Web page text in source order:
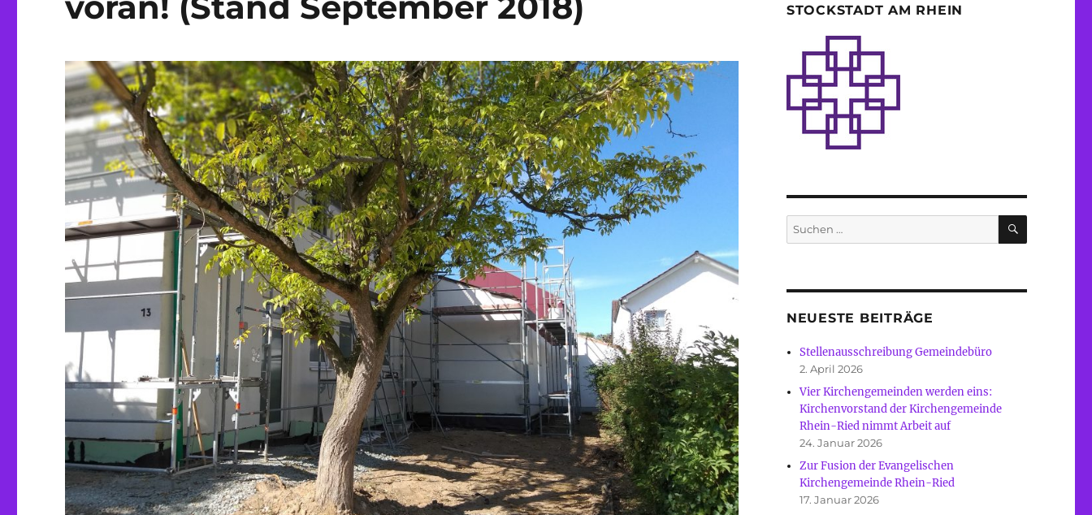
STOCKSTADT AM RHEIN
Suche
nach:
SUCHEN
NEUESTE BEITRÄGE
Stellenausschreibung Gemeindebüro
2. April 2026
Vier Kirchengemeinden werden eins:
Kirchenvorstand der Kirchengemeinde
Rhein-Ried nimmt Arbeit auf
24. Januar 2026
Zur Fusion der Evangelischen
Kirchengemeinde Rhein-Ried
17. Januar 2026